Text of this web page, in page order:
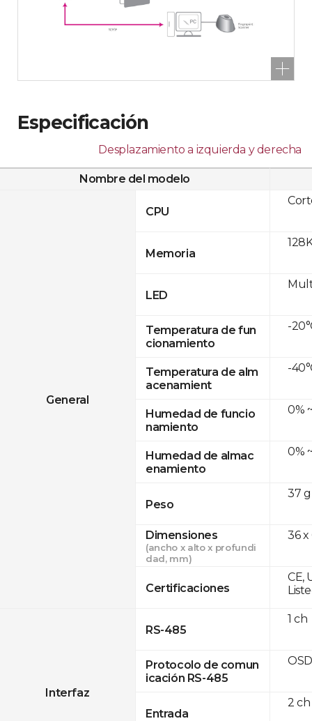
Especificación
Desplazamiento a izquierda y derecha
Nombre del modelo
General
CPU
Memoria
LED
Temperatura de fun
cionamiento
Temperatura de alm
acenamient
Humedad de funcio
namiento
Humedad de almac
enamiento
Peso
Dimensiones
(ancho x alto x profundi
dad, mm)
Certificaciones
Interfaz
RS-485
Protocolo de comun
icación RS-485
Entrada
-
-
0%
0%
37 g
36 x
CE,
1 ch
2 ch